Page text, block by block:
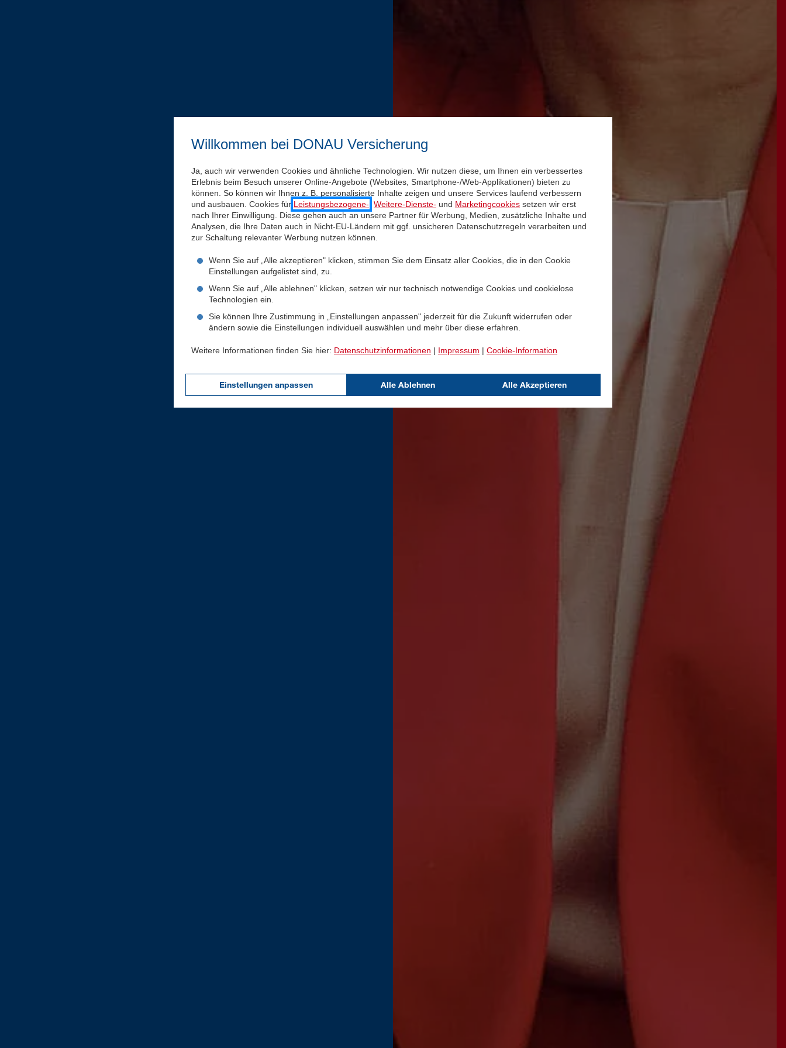
Willkommen bei DONAU Versicherung
Ja, auch wir verwenden Cookies und ähnliche Technologien. Wir nutzen diese, um Ihnen ein verbessertes
Erlebnis beim Besuch unserer Online-Angebote (Websites, Smartphone-/Web-Applikationen) bieten zu
können. So können wir Ihnen z. B. personalisierte Inhalte zeigen und unsere Services laufend verbessern
und ausbauen. Cookies für Leistungsbezogene- Weitere-Dienste- und Marketingcookies setzen wir erst
nach Ihrer Einwilligung. Diese gehen auch an unsere Partner für Werbung, Medien, zusätzliche Inhalte und
Analysen, die Ihre Daten auch in Nicht-EU-Ländern mit ggf. unsicheren Datenschutzregeln verarbeiten und
zur Schaltung relevanter Werbung nutzen können.
Wenn Sie auf „Alle akzeptieren" klicken, stimmen Sie dem Einsatz aller Cookies, die in den Cookie
Einstellungen aufgelistet sind, zu.
Wenn Sie auf „Alle ablehnen" klicken, setzen wir nur technisch notwendige Cookies und cookielose
Technologien ein.
Sie können Ihre Zustimmung in „Einstellungen anpassen" jederzeit für die Zukunft widerrufen oder
ändern sowie die Einstellungen individuell auswählen und mehr über diese erfahren.
Weitere Informationen finden Sie hier: Datenschutzinformationen | Impressum | Cookie-Information
Einstellungen anpassen Alle Ablehnen Alle Akzeptieren